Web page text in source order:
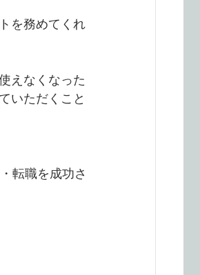
を務めてくれ
えなくなった
いただくこと
転職を成功さ